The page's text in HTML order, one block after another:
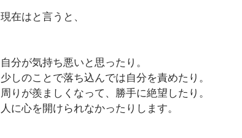
現在はと言うと、
自分が気持ち悪いと思ったり。
少しのことで落ち込んでは自分を責めたり。
周りが羨ましくなって、勝手に絶望したり。
人に心を開けられなかったりします。